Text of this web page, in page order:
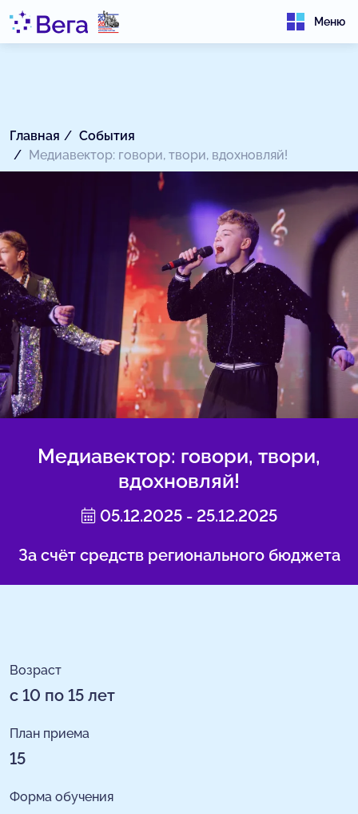
Меню
Главная
События
Медиавектор: говори, твори, вдохновляй!
Медиавектор: говори, твори,
вдохновляй!
05.12.2025 - 25.12.2025
За счёт средств регионального бюджета
Возраст
с 10 по 15 лет
План приема
15
Форма обучения